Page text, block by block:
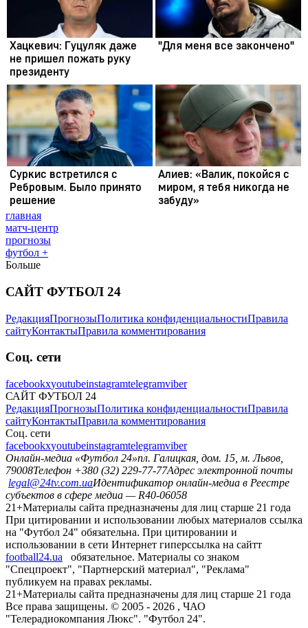
главная
матч-центр
прогнозы
футбол +
Больше
САЙТ ФУТБОЛ 24
РедакцияПрогнозыПолитика конфиденциальностиПравила
сайтуКонтактыПравила комментирования
Соц. сети
facebookxyoutubeinstagramtelegramviber
САЙТ ФУТБОЛ 24
РедакцияПрогнозыПолитика конфиденциальностиПравила
сайтуКонтактыПравила комментирования
Соц. сети
facebookxyoutubeinstagramtelegramviber
Онлайн-медиа «Футбол 24»пл. Галицкая, дом. 15, м. Львов,
79008Телефон +380 (32) 229-77-77Адрес электронной почты
legal@24tv.com.uaИдентификатор онлайн-медиа в Реестре
субъектов в сфере медиа — R40-06058
21+Материалы сайта предназначены для лиц старше 21 года
При цитировании и использовании любых материалов ссылка
на "Футбол 24" обязательна. При цитировании и
использовании в сети Интернет гиперссылка на сайтт
football24.ua
обязательное. Материалы со знаком
"Спецпроект", "Партнерский материал", "Реклама"
публикуем на правах рекламы.
21+Материалы сайта предназначены для лиц старше 21 года
Все права защищены. © 2005 - 2026 , ЧАО
"Телерадиокомпания Люкс". "Футбол 24".